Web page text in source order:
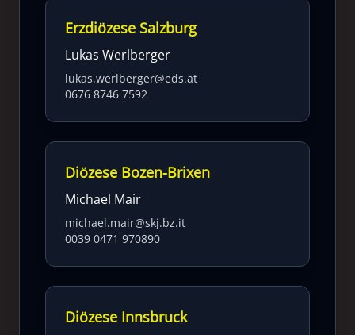
Erzdiözese Salzburg
Lukas Werlberger
lukas.werlberger@eds.at
0676 8746 7592
Diözese Bozen-Brixen
Michael Mair
michael.mair@skj.bz.it
0039 0471 970890
Diözese Innsbruck